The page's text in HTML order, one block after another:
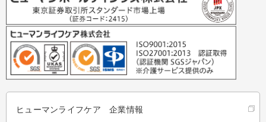
ヒューマンライフケア 企業情報